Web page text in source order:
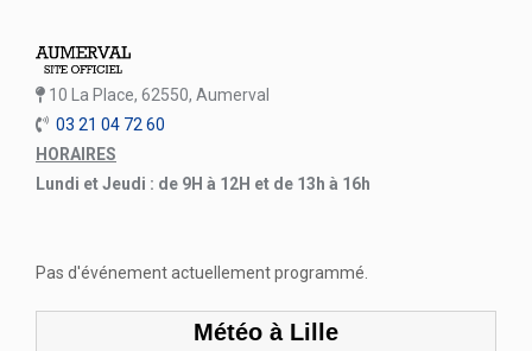
10 La Place, 62550, Aumerval
03 21 04 72 60
HORAIRES
Lundi et Jeudi : de 9H à 12H et de 13h à 16h
Pas d'événement actuellement programmé.
Météo à Lille